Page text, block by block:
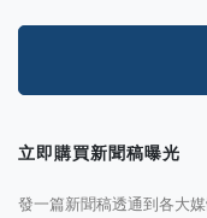
立即購買新聞稿曝光
發一篇新聞稿透通到各大